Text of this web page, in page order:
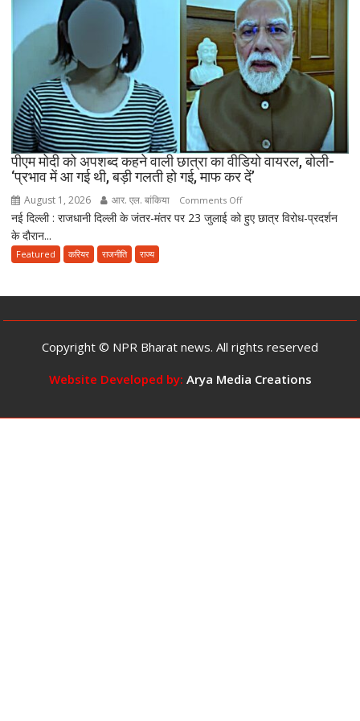
संशोधन
बिल
को
दी
मंजूरी,
अब
10
तक
की
10
का
पीएम मोदी को अपशब्द कहने वाली छात्रा का वीडियो वायरल, बोली-
‘प्रभाव में आ गई थी, बड़ी गलती हो गई, माफ कर दें’
August 1, 2026 आर. एल. बांकिया Comments Offon
पीएम
छात्रा
का
वीडियो
वायरल,
नई दिल्ली : राजधानी दिल्ली के जंतर-मंतर पर 23 जुलाई को हुए छात्र विरोध-प्रदर्शन
के दौरान...
Featured करियर राजनीति राज्य
Copyright © NPR Bharat news. All rights reserved
Website Developed by: Arya Media Creations